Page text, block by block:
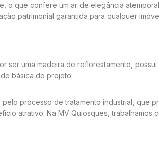
o que confere um ar de elegância
patrimonial garantida para qualquer
uma madeira de reflorestamento,
básica do projeto.
processo de tratamento industrial, que
atrativo. Na MV Quiosques, trabalhamos